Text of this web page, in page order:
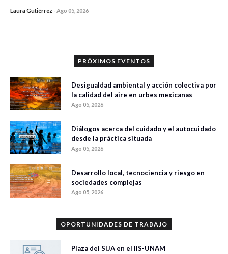
Laura Gutiérrez -Ago 05, 2026
PRÓXIMOS EVENTOS
Desigualdad ambiental y acción colectiva por
la calidad del aire en urbes mexicanas
Ago 05, 2026
Diálogos acerca del cuidado y el autocuidado
desde la práctica situada
Ago 05, 2026
Desarrollo local, tecnociencia y riesgo en
sociedades complejas
Ago 05, 2026
OPORTUNIDADES DE TRABAJO
Plaza del SIJA en el IIS-UNAM